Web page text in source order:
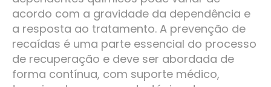
acordo com a gravidade da dependência e
a resposta ao tratamento. A prevenção de
recaídas é uma parte essencial do processo
de recuperação e deve ser abordada de
forma contínua, com suporte médico,